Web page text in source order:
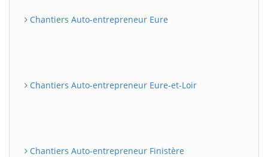
Chantiers Auto-entrepreneur Eure
Chantiers Auto-entrepreneur Eure-et-Loir
Chantiers Auto-entrepreneur Finistère